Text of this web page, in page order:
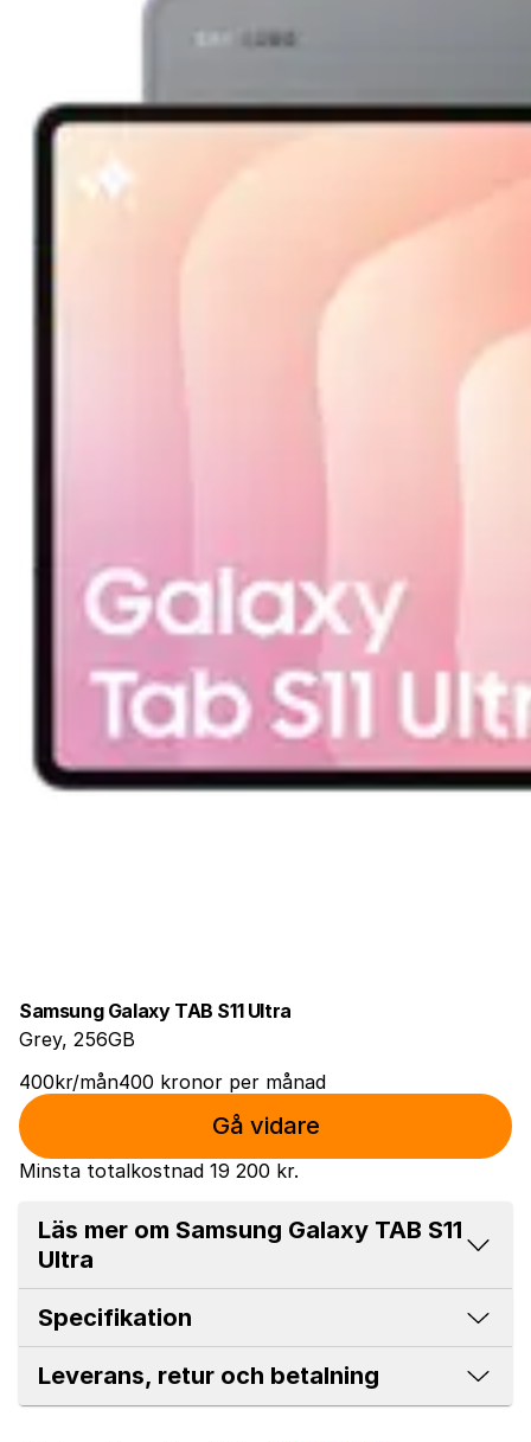
Samsung Galaxy TAB S11 Ultra
Grey, 256GB
400kr/mån400 kronor per månad
Gå vidare
Minsta totalkostnad 19 200 kr.
Läs mer om Samsung Galaxy TAB S11
Ultra
Specifikation
Leverans, retur och betalning